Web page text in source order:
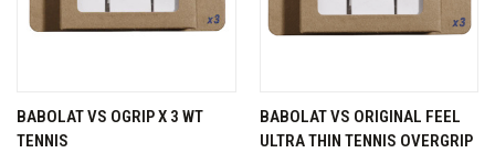
BABOLAT VS OGRIP X 3 WT
TENNIS
BABOLAT VS ORIGINAL FEEL
ULTRA THIN TENNIS OVERGRIP